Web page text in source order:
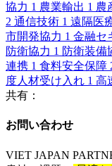
協力 1 農業輸出 1 農
2 通信技術 1 遠隔医
市開発協力 1 金融セ
防衛協力 1 防衛装備
連携 1 食料安全保障
度人材受け入れ 1 高
共有：
お問い合わせ​
VIET JAPAN